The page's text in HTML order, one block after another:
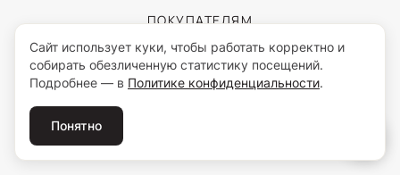
ПОКУПАТЕЛЯМ
Пользуясь сайтом, вы соглашаетесь с обработкой персональных данных
© 2026 ZOTTY · ИП Самойлова И.С.
Сайт использует куки, чтобы работать корректно и
собирать обезличенную статистику посещений.
Подробнее — в Политике конфиденциальности.
Понятно